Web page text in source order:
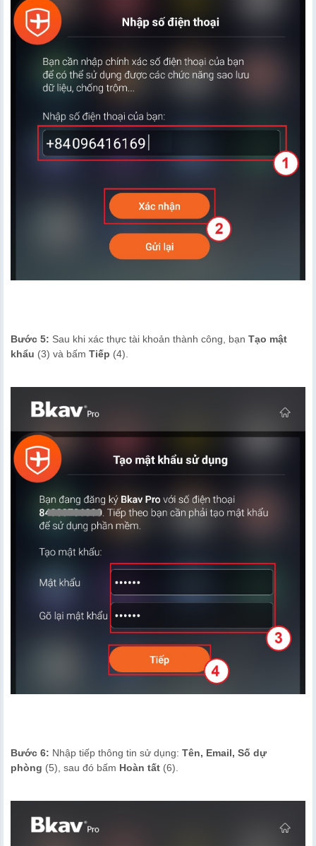
Bước 5: Sau khi xác thực tài khoản thành công, bạn Tạo mật
khẩu (3) và bấm Tiếp (4).
Bước 6: Nhập tiếp thông tin sử dụng: Tên, Email, Số dự
phòng (5), sau đó bấm Hoàn tất (6).